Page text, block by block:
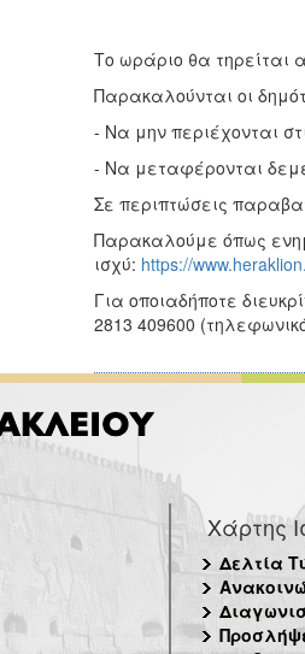
Το ωράριο θα τηρείται
Παρακαλούνται οι
- Να μην περιέχονται
- Να μεταφέρονται
Σε περιπτώσεις
Παρακαλούμε όπως
ισχύ: https://
Για οποιαδήποτε
2813 409600
Χάρτης
Δελτία